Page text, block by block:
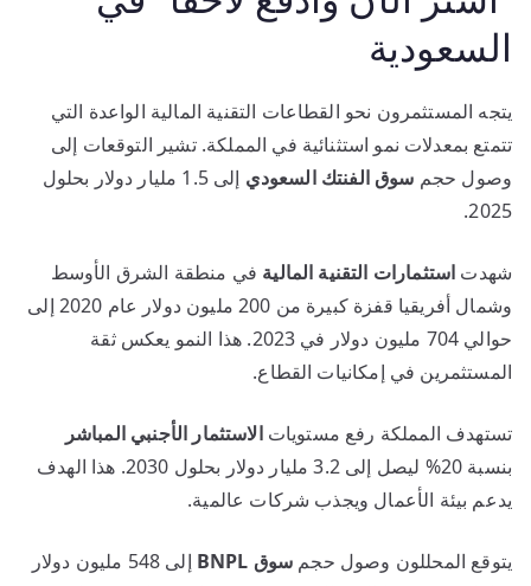
السعودية
يتجه المستثمرون نحو القطاعات التقنية المالية الواعدة التي
تتمتع بمعدلات نمو استثنائية في المملكة. تشير التوقعات إلى
وصول حجم سوق الفنتك السعودي
إلى 1.5 مليار دولار بحلول
2025.
شهدت استثمارات التقنية المالية في منطقة الشرق الأوسط
وشمال أفريقيا قفزة كبيرة من 200 مليون دولار عام 2020 إلى
حوالي 704 مليون دولار في 2023. هذا النمو يعكس ثقة
المستثمرين في إمكانيات القطاع.
تستهدف المملكة رفع مستوياتالاستثمار الأجنبي المباشر
بنسبة 20% ليصل إلى 3.2 مليار دولار بحلول 2030. هذا الهدف
يدعم بيئة الأعمال ويجذب شركات عالمية.
يتوقع المحللون وصول حجم سوق BNPL
إلى 548 مليون دولار